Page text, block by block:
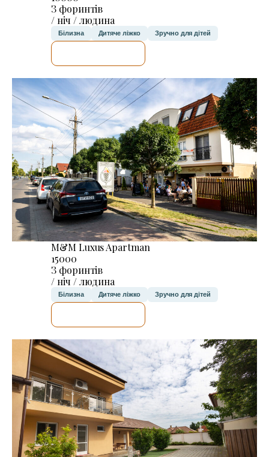
З форинтів
/ ніч / людина
Білизна Дитяче ліжко Зручно для дітей
M&M Luxus Apartman
15000
З форинтів
/ ніч / людина
Білизна Дитяче ліжко Зручно для дітей